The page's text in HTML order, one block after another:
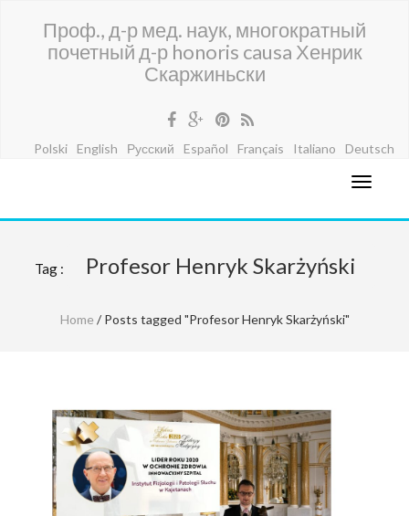
Проф., д-р мед. наук, многократный
почетный д-р honoris causa Хенрик
Скаржиньски
Polski English Русский Español Français Italiano Deutsch
Tag : Profesor Henryk Skarżyński
Home / Posts tagged "Profesor Henryk Skarżyński"